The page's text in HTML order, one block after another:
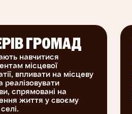
з
ГРОМАД
навчитися
місцевої
впливати на місцеву
реалізовувати
спрямовані на
життя у своєму